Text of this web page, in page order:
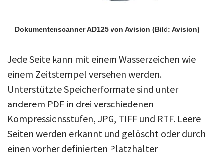
Dokumentenscanner AD125 von Avision (Bild: Avision)
Jede Seite kann mit einem Wasserzeichen wie
einem Zeitstempel versehen werden.
Unterstützte Speicherformate sind unter
anderem PDF in drei verschiedenen
Kompressionsstufen, JPG, TIFF und RTF. Leere
Seiten werden erkannt und gelöscht oder durch
einen vorher definierten Platzhalter